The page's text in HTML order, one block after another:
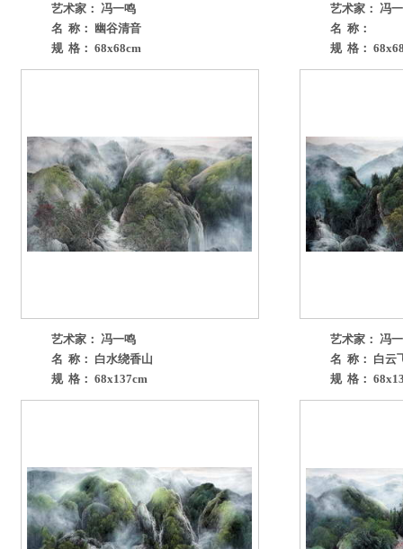
艺术家： 冯一鸣
名 称： 幽谷清音
规 格： 68x68cm
艺术家： 冯
名 称：
规 格：
艺术家： 冯一鸣
名 称： 白水绕香山
规 格： 68x137cm
艺术家： 冯
名 称： 白云
规 格：